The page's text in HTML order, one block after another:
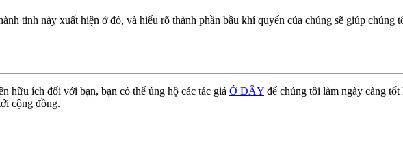
tinh này xuất hiện ở đó, và hiểu rõ thành phần bầu khí quyển của chúng sẽ giúp chúng
hữu ích đối với bạn, bạn có thể ủng hộ các tác giả Ở ĐÂY để chúng tôi làm ngày càng
cộng đồng.